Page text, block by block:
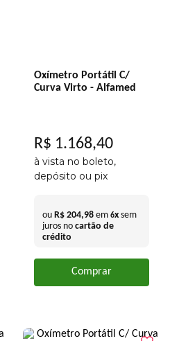
Oxímetro Portátil C/
Curva Virto - Alfamed
R$ 1.168,40
à vista no boleto,
depósito ou pix
ou R$ 204,98 em 6x sem
juros no cartão de
crédito
Comprar